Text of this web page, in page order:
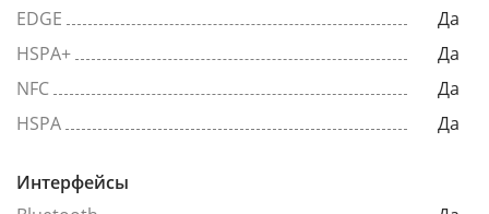
EDGE
Да
HSPA+
Да
NFC
Да
HSPA
Да
Интерфейсы